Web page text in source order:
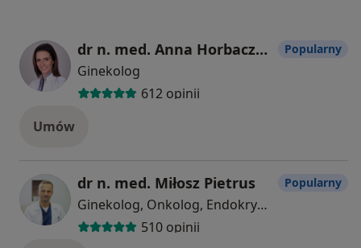
dr n. med. Anna Horbaczewska
Ginekolog
612 opinii
Popularny
Umów
dr n. med. Miłosz Pietrus
Ginekolog, Onkolog, Endokrynolog
510 opinii
Popularny